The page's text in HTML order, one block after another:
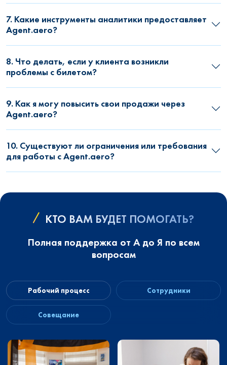
7. Какие инструменты аналитики предоставляет
Agent.aero?
8. Что делать, если у клиента возникли
проблемы с билетом?
9. Как я могу повысить свои продажи через
Agent.aero?
10. Существуют ли ограничения или требования
для работы с Agent.aero?
КТО ВАМ БУДЕТ ПОМОГАТЬ?
Полная поддержка от А до Я по всем
вопросам
Рабочий процесс Сотрудники
Совещание